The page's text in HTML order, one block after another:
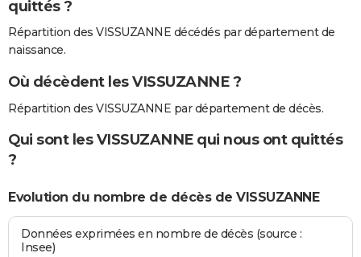
quittés ?
Répartition des VISSUZANNE décédés par département de
naissance.
Où décèdent les VISSUZANNE ?
Répartition des VISSUZANNE par département de décès.
Qui sont les VISSUZANNE qui nous ont quittés
?
Evolution du nombre de décès de VISSUZANNE
Données exprimées en nombre de décès (source :
Insee)